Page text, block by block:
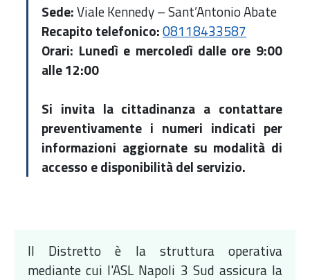
Sede:Viale Kennedy – Sant’Antonio Abate
Recapito telefonico:08118433587
Orari: Lunedì e mercoledì dalle ore 9:00
alle 12:00
Si invita la cittadinanza a contattare
preventivamente i numeri indicati per
informazioni aggiornate su modalità di
accesso e disponibilità del servizio.
Il Distretto è la struttura operativa
mediante cui l'ASL Napoli 3 Sud assicura la